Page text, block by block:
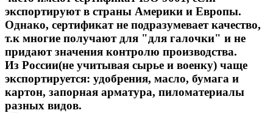
экспортируют в страны Америки и Европы.
Однако, сертификат не подразумевает качество,
т.к многие получают для "для галочки" и не
придают значения контролю производства.
Из России(не учитывая сырье и военку) чаще
экспортируется: удобрения, масло, бумага и
картон, запорная арматура, пиломатериалы
разных видов.